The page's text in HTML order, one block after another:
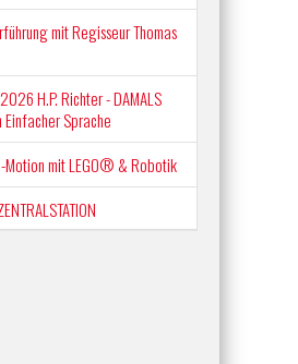
mit Regisseur Thomas
H.P. Richter - DAMALS
Einfacher Sprache
Motion mit LEGO® & Robotik